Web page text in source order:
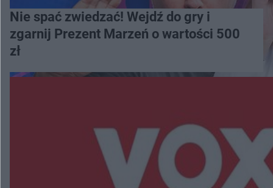
Nie spać zwiedzać! Wejdź do gry i
zgarnij Prezent Marzeń o wartości 500
zł